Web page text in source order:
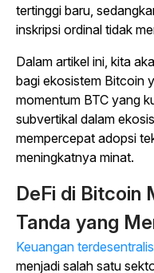
tertinggi baru,
inskripsi ordinal tidak
Dalam artikel ini, kita
bagi ekosistem Bitcoin
momentum BTC yang
subvertikal dalam
mempercepat adopsi
meningkatnya minat.
DeFi di Bitcoin
Tanda yang
Keuangan
menjadi salah satu